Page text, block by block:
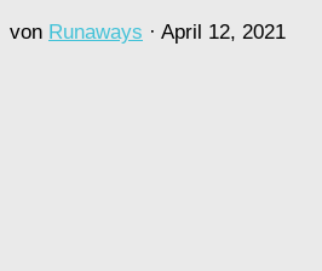
von Runaways · April 12, 2021